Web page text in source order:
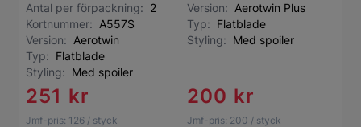
Antal per förpackning: 2
Kortnummer: A557S
Version: Aerotwin
Typ: Flatblade
Styling: Med spoiler
251 kr
Jmf-pris: 126 / styck
Version: Aerotwin Plus
Typ: Flatblade
Styling: Med spoiler
200 kr
Jmf-pris: 200 / styck